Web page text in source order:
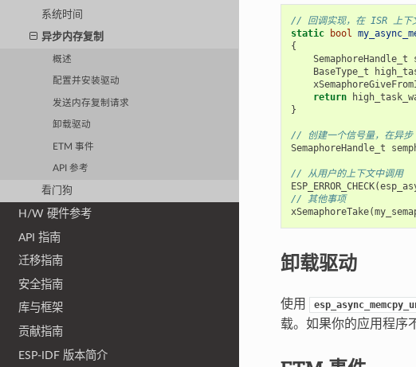
系统时间
异步内存复制
概述
配置并安装驱动
发送内存复制请求
卸载驱动
ETM 事件
API 参考
看门狗
H/W 硬件参考
API 指南
迁移指南
安全指南
库与框架
贡献指南
ESP-IDF 版本简介
// 回调实现，在 ISR 上下
static
bool
{
SemaphoreHandle_t
BaseType_t
return
}
// 创建一个信号量，在异步
SemaphoreHandle_t
// 从用户的上下文中调用
ESP_ERROR_CHECK(
// 其他事项
xSemaphoreTake(
卸载驱动
使用
载。如果你的应用程序